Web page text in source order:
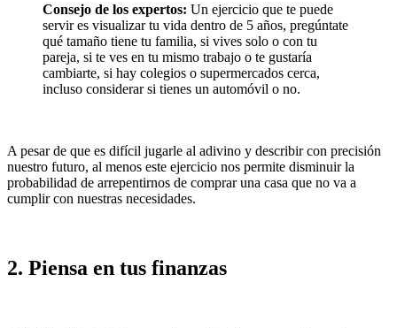
Consejo de los expertos: Un ejercicio que te puede
servir es visualizar tu vida dentro de 5 años, pregúntate
qué tamaño tiene tu familia, si vives solo o con tu
pareja, si te ves en tu mismo trabajo o te gustaría
cambiarte, si hay colegios o supermercados cerca,
incluso considerar si tienes un automóvil o no.
A pesar de que es difícil jugarle al adivino y describir con precisión
nuestro futuro, al menos este ejercicio nos permite disminuir la
probabilidad de arrepentirnos de comprar una casa que no va a
cumplir con nuestras necesidades.
2. Piensa en tus finanzas